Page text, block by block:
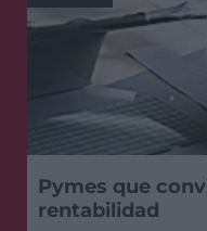
Pymes que
rentabilidad